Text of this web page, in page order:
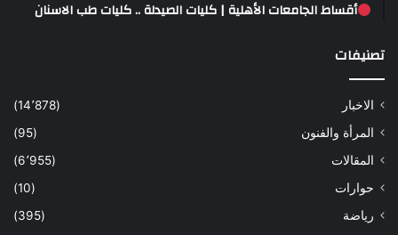
أقساط الجامعات الأهلية | كليات الصيدلة .. كليات طب الاسنان
تصنيفات
الاخبار
(14٬878)
المرأة والفنون
(95)
المقالات
(6٬955)
حوارات
(10)
رياضة
(395)